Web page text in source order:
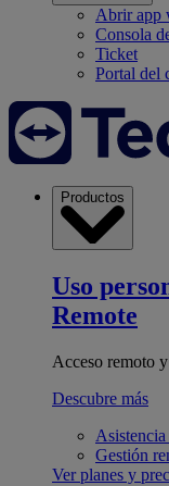
Abrir app
Consola
Ticket
Portal del
Productos
Uso
Remote
Acceso remoto
Descubre más
Asistencia
Gestión
Ver planes y